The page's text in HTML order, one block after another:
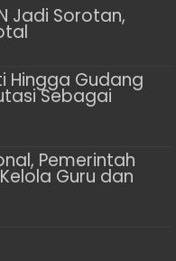
Jadi Sorotan,
Hingga Gudang
Sebagai
Pemerintah
Guru dan